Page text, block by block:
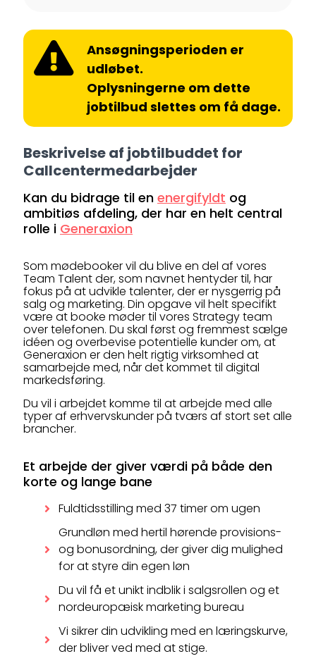
Ansøgningsperioden er
udløbet.
Oplysningerne om dette
jobtilbud slettes om få dage.
Beskrivelse af jobtilbuddet for
Callcentermedarbejder
Kan du bidrage til en energifyldt og
ambitiøs afdeling, der har en helt central
rolle i Generaxion
Som mødebooker vil du blive en del af vores
Team Talent der, som navnet hentyder til, har
fokus på at udvikle talenter, der er nysgerrig på
salg og marketing. Din opgave vil helt specifikt
være at booke møder til vores Strategy team
over telefonen. Du skal først og fremmest sælge
idéen og overbevise potentielle kunder om, at
Generaxion er den helt rigtig virksomhed at
samarbejde med, når det kommet til digital
markedsføring.
Du vil i arbejdet komme til at arbejde med alle
typer af erhvervskunder på tværs af stort set alle
brancher.
Et arbejde der giver værdi på både den
korte og lange bane
Fuldtidsstilling med 37 timer om ugen
Grundløn med hertil hørende provisions-
og bonusordning, der giver dig mulighed
for at styre din egen løn
Du vil få et unikt indblik i salgsrollen og et
nordeuropæisk marketing bureau
Vi sikrer din udvikling med en læringskurve,
der bliver ved med at stige.